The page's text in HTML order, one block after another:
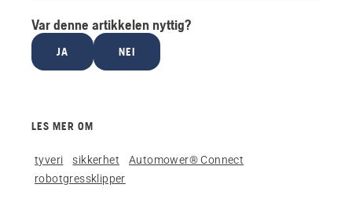
Var denne artikkelen nyttig?
JA NEI
LES MER OM
tyveri sikkerhet
Automower® Connect
robotgressklipper